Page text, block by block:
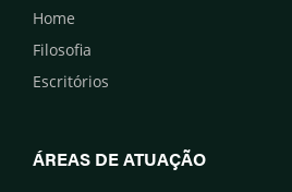
Home
Filosofia
Escritórios
ÁREAS DE ATUAÇÃO